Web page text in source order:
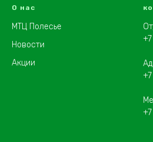
О нас
МТЦ Полесье
Новости
Акции